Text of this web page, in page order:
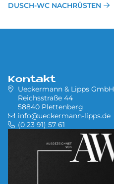
DUSCH-WC NACHRÜSTEN
Kontakt
Ueckermann & Lipps GmbH
Reichsstraße 44
58840 Plettenberg
info@ueckermann-lipps.de
(0 23 91) 57 61